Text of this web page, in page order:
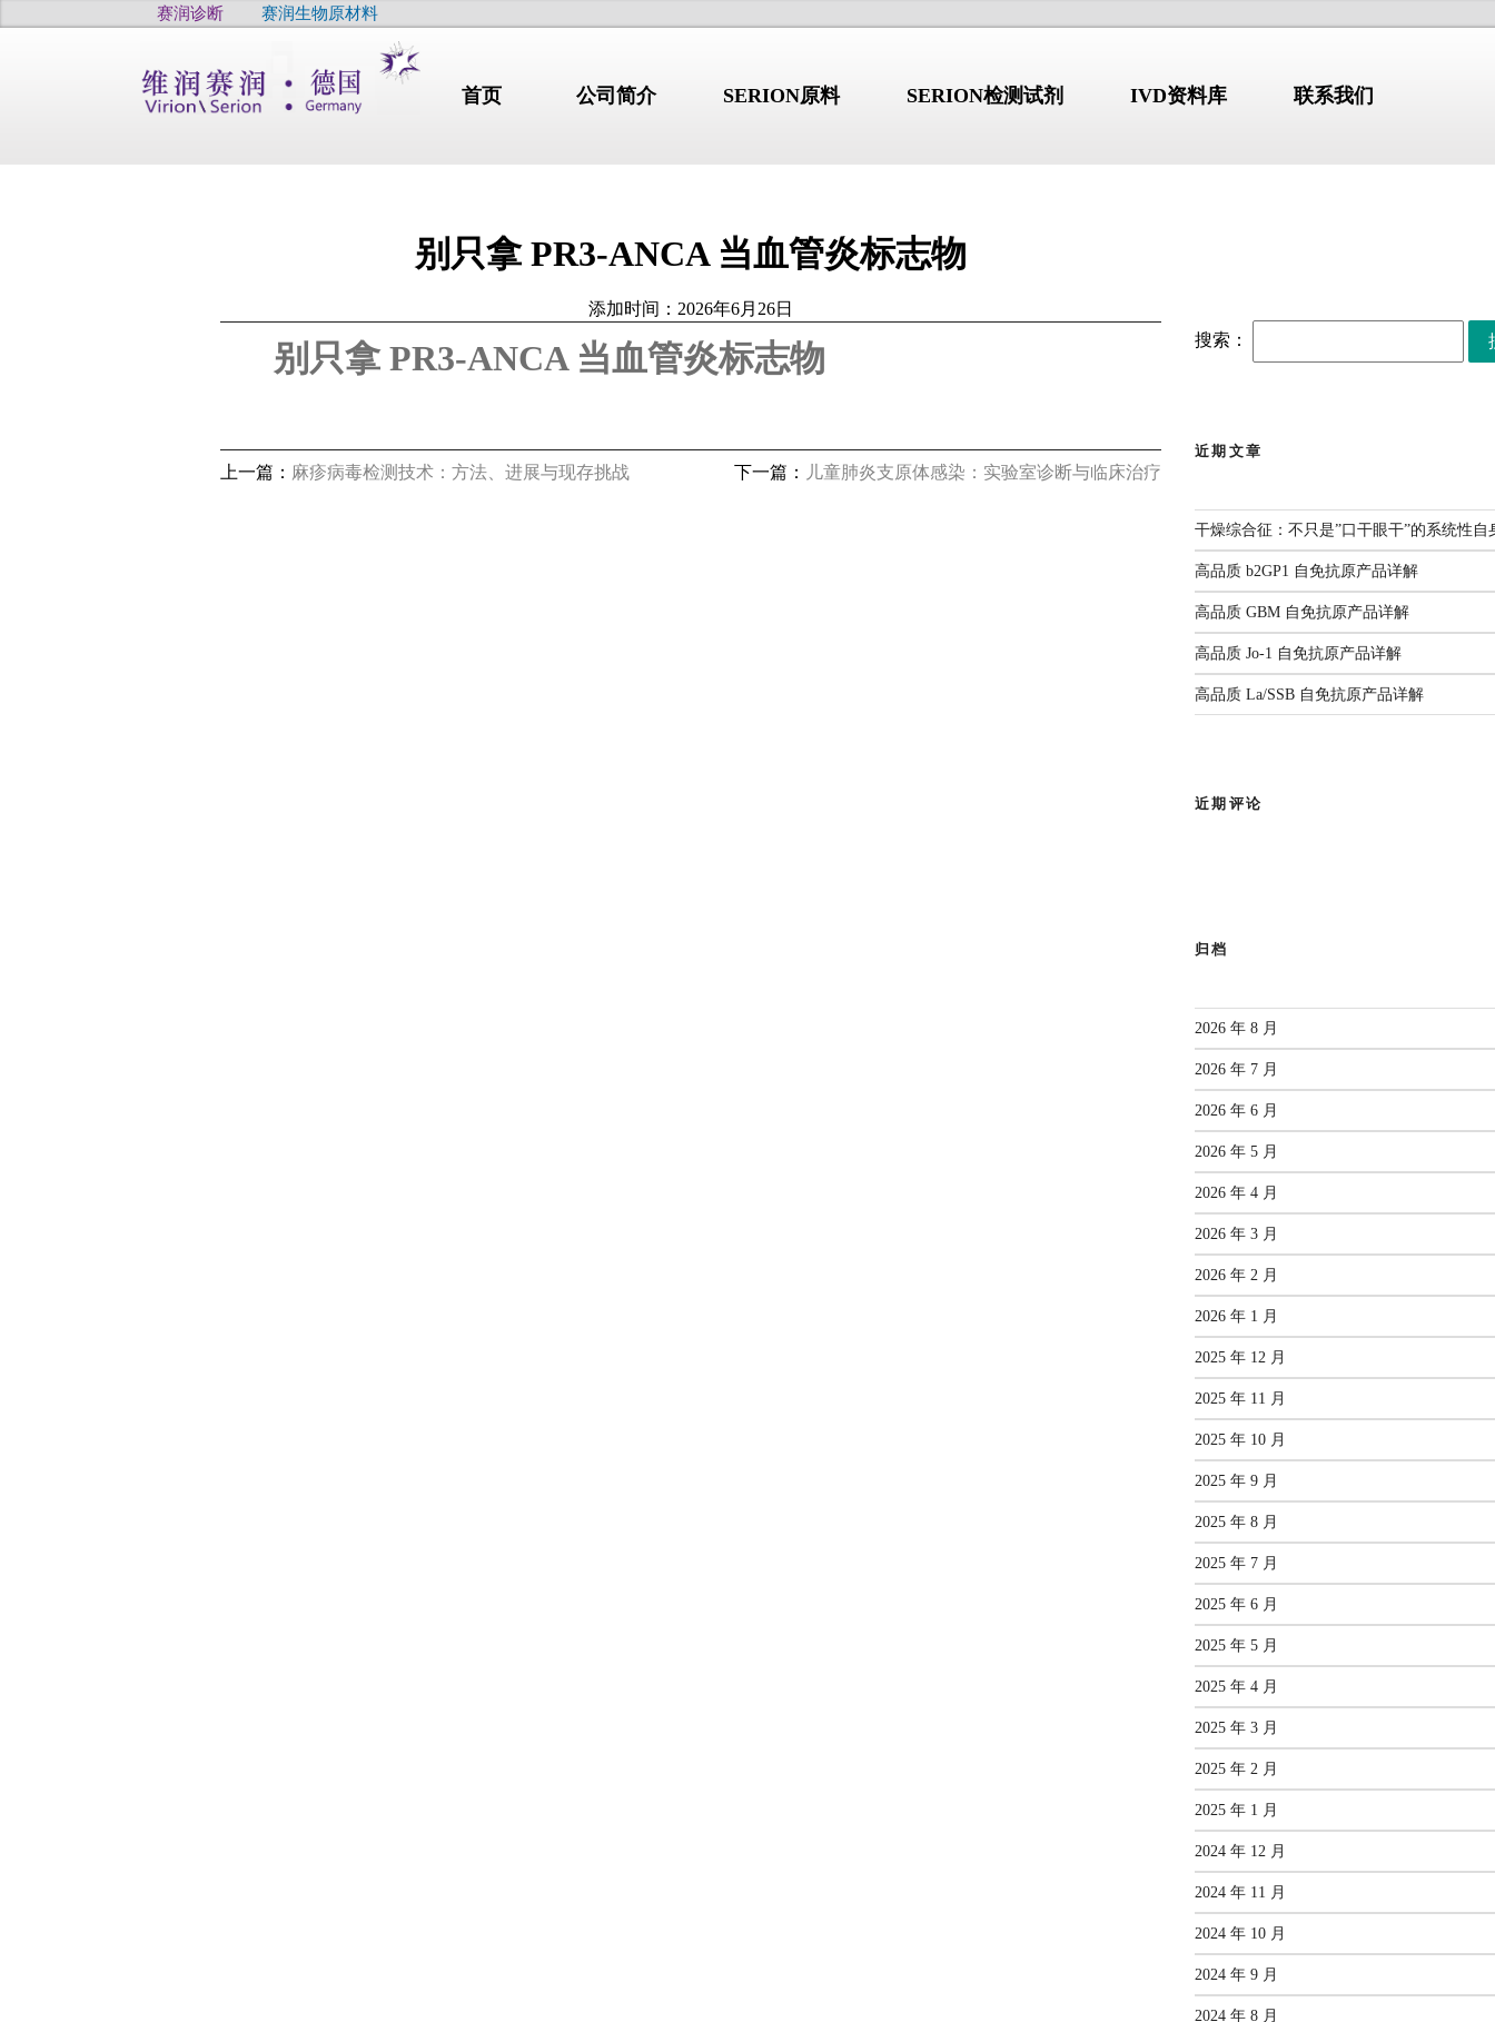
赛润诊断 赛润生物原材料
首页 公司简介
公司简介
德国维润赛润 (Institut Virion\Serion GmbH)始于1978年，
DIN EN ISO 13485认证及P3生物安全实验室。四十余载匠心耕
耘，我们在天然抗原、重组抗原、人源化单抗等领域构建了丰富
作为亚太区枢纽，
全面承载Virion\Serion的品牌使命，为客户提供专业的市场推
SERION原料 SERION检测试剂 IVD资料库
行业动态 /NEWS
干燥综合征：不只是”口
2026.08.03
高品质 Jo-1 自免抗原产品详解
行业新闻
干燥综合征：不只是”口干眼
高品质 Jo-1 自免抗原产品详解
【标准・方案・指南】布
2026.07.10
项指南征求意见稿
张文宏团队最新发布：全
监测年度报告（2025）
国家疾控发布：传染病信息报告
管理规范（2026年版）
前沿综述：呼吸道病原体
感染与检测：现状、挑战
2026.06.22
查看全部共识
联系我们
别只拿 PR3-ANCA 当血管炎标志物
添加时间：2026年6月26日
别只拿 PR3-ANCA 当血管炎标志物
上一篇： 麻疹病毒检测技术：方法、进展与现存挑战 下一篇： 儿童肺炎支原体感染：实验室诊断与临床治疗
搜索：
近期文章
干燥综合征：不只是”口干眼干”的系统性自
高品质 b2GP1 自免抗原产品详解
高品质 GBM 自免抗原产品详解
高品质 Jo-1 自免抗原产品详解
高品质 La/SSB 自免抗原产品详解
近期评论
归档
2026 年 8 月
2026 年 7 月
2026 年 6 月
2026 年 5 月
2026 年 4 月
2026 年 3 月
2026 年 2 月
2026 年 1 月
2025 年 12 月
2025 年 11 月
2025 年 10 月
2025 年 9 月
2025 年 8 月
2025 年 7 月
2025 年 6 月
2025 年 5 月
2025 年 4 月
2025 年 3 月
2025 年 2 月
2025 年 1 月
2024 年 12 月
2024 年 11 月
2024 年 10 月
2024 年 9 月
2024 年 8 月